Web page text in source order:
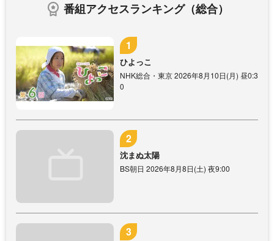
番組アクセスランキング（総合）
ひよっこ
NHK総合・東京 2026年8月10日(月) 昼0:3
0
沈まぬ太陽
BS朝日 2026年8月8日(土) 夜9:00